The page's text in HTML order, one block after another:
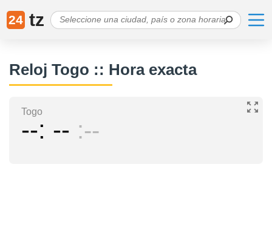
24 tz
Reloj Togo :: Hora exacta
Togo
-- -- --